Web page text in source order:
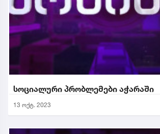
სოციალური პრობლემები აჭარაში
13 ოქტ. 2023